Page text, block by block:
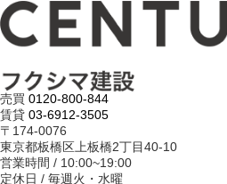
売買 0120-800-844
賃貸 03-6912-3505
〒174-0076
東京都板橋区上板橋2丁目40-10
営業時間 / 10:00~19:00
定休日 / 毎週火・水曜